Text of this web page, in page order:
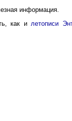
информация.
как илетописи